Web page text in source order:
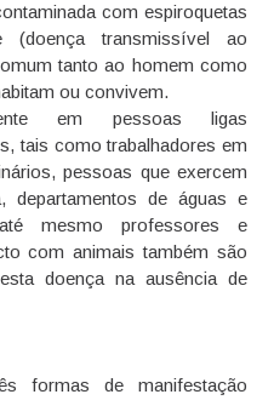
com espiroquetas
(doença transmissível ao
tanto ao homem como
ou convivem.
em pessoas ligas
tais como trabalhadores em
pessoas que exercem
departamentos de águas e
mesmo professores e
com animais também são
doença na ausência de
formas de manifestação